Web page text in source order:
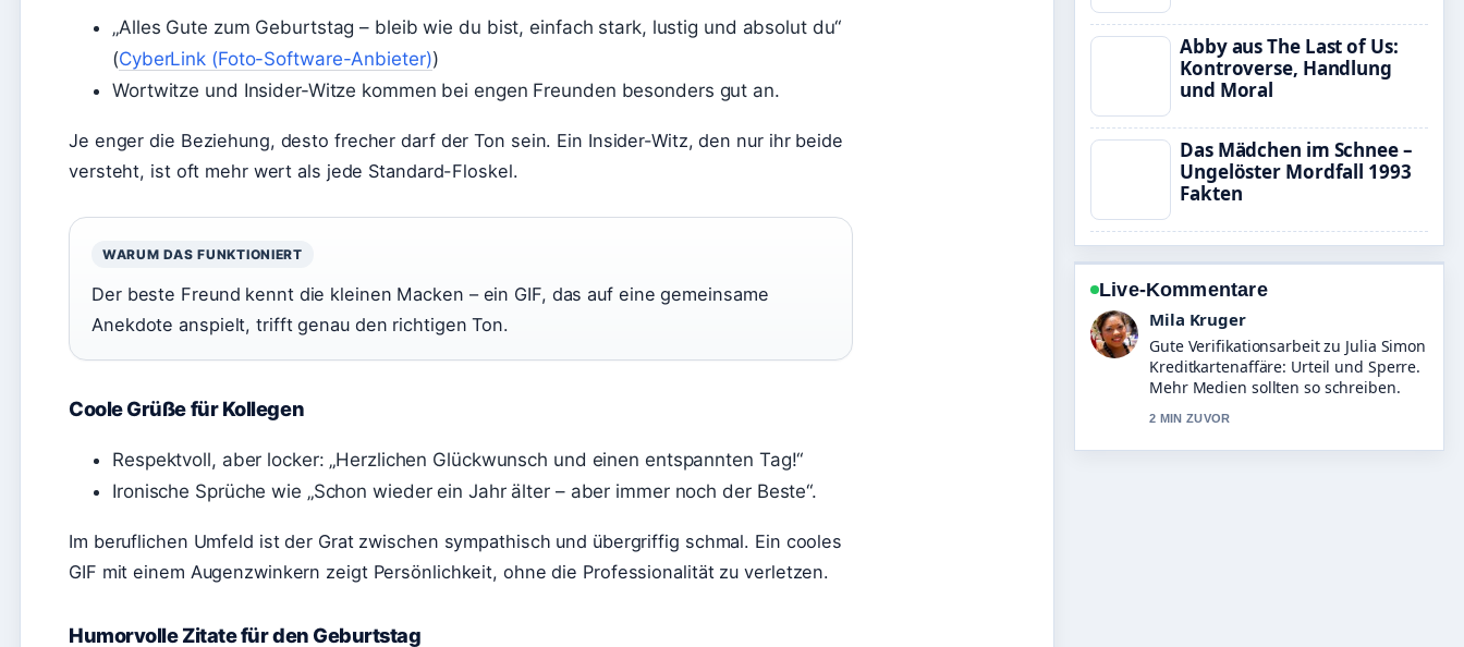
„Alles Gute zum Geburtstag – bleib wie du bist, einfach stark, lustig und absolut du“
(CyberLink (Foto-Software-Anbieter))
Wortwitze und Insider-Witze kommen bei engen Freunden besonders gut an.
Je enger die Beziehung, desto frecher darf der Ton sein. Ein Insider-Witz, den nur ihr beide
versteht, ist oft mehr wert als jede Standard-Floskel.
WARUM DAS FUNKTIONIERT
Der beste Freund kennt die kleinen Macken – ein GIF, das auf eine gemeinsame
Anekdote anspielt, trifft genau den richtigen Ton.
Coole Grüße für Kollegen
Respektvoll, aber locker: „Herzlichen Glückwunsch und einen entspannten Tag!“
Ironische Sprüche wie „Schon wieder ein Jahr älter – aber immer noch der Beste“.
Im beruflichen Umfeld ist der Grat zwischen sympathisch und übergriffig schmal. Ein cooles
GIF mit einem Augenzwinkern zeigt Persönlichkeit, ohne die Professionalität zu verletzen.
Humorvolle Zitate für den Geburtstag
Abby aus The Last of Us:
Kontroverse, Handlung
und Moral
Das Mädchen im Schnee –
Ungelöster Mordfall 1993
Fakten
Live-Kommentare
Jonas Wagner
Starke Einordnung zu Steffen
Baumgart: Gehalt, Entlassung &#038;
aktuelle Infos. Das ist die klarste
gesehen habe.